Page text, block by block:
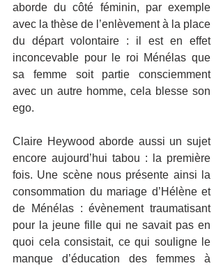
aborde du côté féminin, par exemple
avec la thèse de l’enlèvement à la place
du départ volontaire : il est en effet
inconcevable pour le roi Ménélas que
sa femme soit partie consciemment
avec un autre homme, cela blesse son
ego.
Claire Heywood aborde aussi un sujet
encore aujourd’hui tabou : la première
fois. Une scène nous présente ainsi la
consommation du mariage d’Hélène et
de Ménélas : évènement traumatisant
pour la jeune fille qui ne savait pas en
quoi cela consistait, ce qui souligne le
manque d’éducation des femmes à